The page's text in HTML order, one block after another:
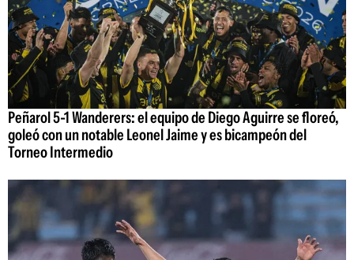
Peñarol 5-1 Wanderers: el equipo de Diego Aguirre se floreó,
goleó con un notable Leonel Jaime y es bicampeón del
Torneo Intermedio